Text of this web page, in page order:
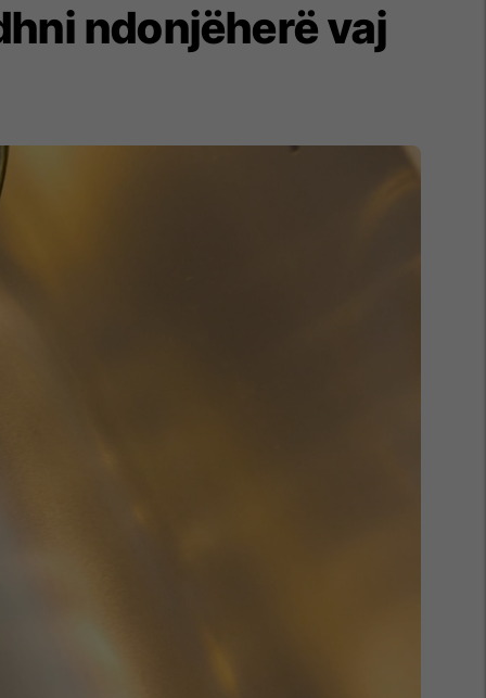
ndonjëherë vaj